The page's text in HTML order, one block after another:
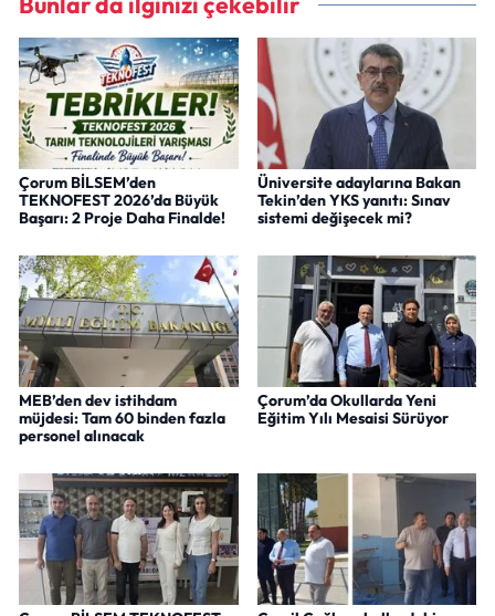
Çorum BİLSEM’den
TEKNOFEST 2026’da Büyük
Başarı: 2 Proje Daha Finalde!
Üniversite adaylarına Bakan
Tekin’den YKS yanıtı: Sınav
sistemi değişecek mi?
MEB’den dev istihdam
müjdesi: Tam 60 binden fazla
personel alınacak
Çorum’da Okullarda Yeni
Eğitim Yılı Mesaisi Sürüyor